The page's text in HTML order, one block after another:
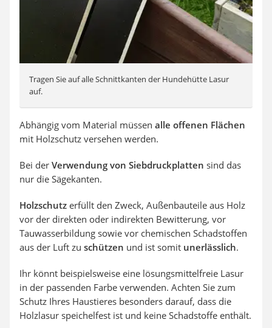
Tragen Sie auf alle Schnittkanten der Hundehütte Lasur
auf.
Abhängig vom Material müssen alle offenen Flächen
mit Holzschutz versehen werden.
Bei der Verwendung von Siebdruckplatten sind das
nur die Sägekanten.
Holzschutz erfüllt den Zweck, Außenbauteile aus Holz
vor der direkten oder indirekten Bewitterung, vor
Tauwasserbildung sowie vor chemischen Schadstoffen
aus der Luft zu schützen und ist somit unerlässlich.
Ihr könnt beispielsweise eine lösungsmittelfreie Lasur
in der passenden Farbe verwenden. Achten Sie zum
Schutz Ihres Haustieres besonders darauf, dass die
Holzlasur speichelfest ist und keine Schadstoffe enthält.